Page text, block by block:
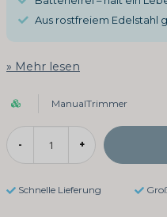
Aus rostfreiem Edelstahl
Mehr lesen
ManualTrimmer
- +
Schnelle Lieferung